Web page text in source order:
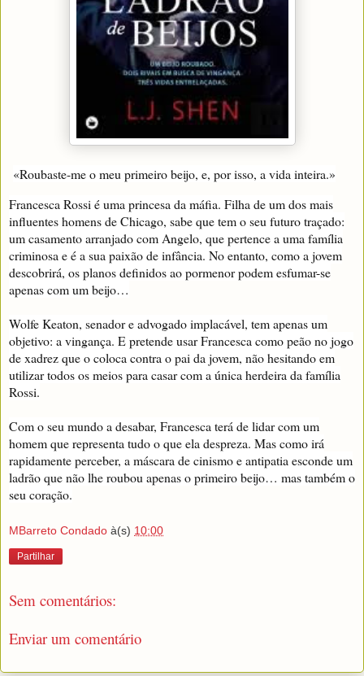
«Roubaste-me o meu primeiro beijo, e, por isso, a vida inteira.»
Francesca Rossi é uma princesa da máfia. Filha de um dos mais
influentes homens de Chicago, sabe que tem o seu futuro traçado:
um casamento arranjado com Angelo, que pertence a uma família
criminosa e é a sua paixão de infância. No entanto, como a jovem
descobrirá, os planos definidos ao pormenor podem esfumar-se
apenas com um beijo…
Wolfe Keaton, senador e advogado implacável, tem apenas um
objetivo: a vingança. E pretende usar Francesca como peão no jogo
de xadrez que o coloca contra o pai da jovem, não hesitando em
utilizar todos os meios para casar com a única herdeira da família
Rossi.
Com o seu mundo a desabar, Francesca terá de lidar com um
homem que representa tudo o que ela despreza. Mas como irá
rapidamente perceber, a máscara de cinismo e antipatia esconde um
ladrão que não lhe roubou apenas o primeiro beijo… mas também o
seu coração.
MBarreto Condado à(s) 10:00
Partilhar
Sem comentários:
Enviar um comentário